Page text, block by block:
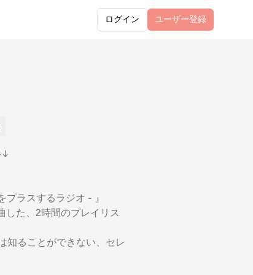
ログイン ユーザー登録
プラスするラジオ - 』
した、2時間のプレイリス
知ることができない、セレ